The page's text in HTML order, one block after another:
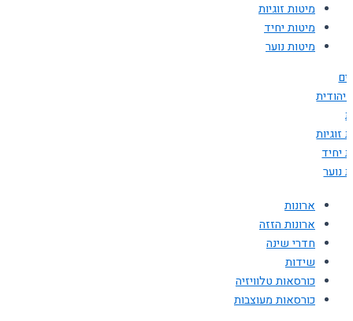
מיטות זוגיות
מיטות יחיד
מיטות נוער
יהודית
זוגיות
יחיד
נוער
ארונות
ארונות הזזה
חדרי שינה
שידות
כורסאות טלוויזיה
כורסאות מעוצבות